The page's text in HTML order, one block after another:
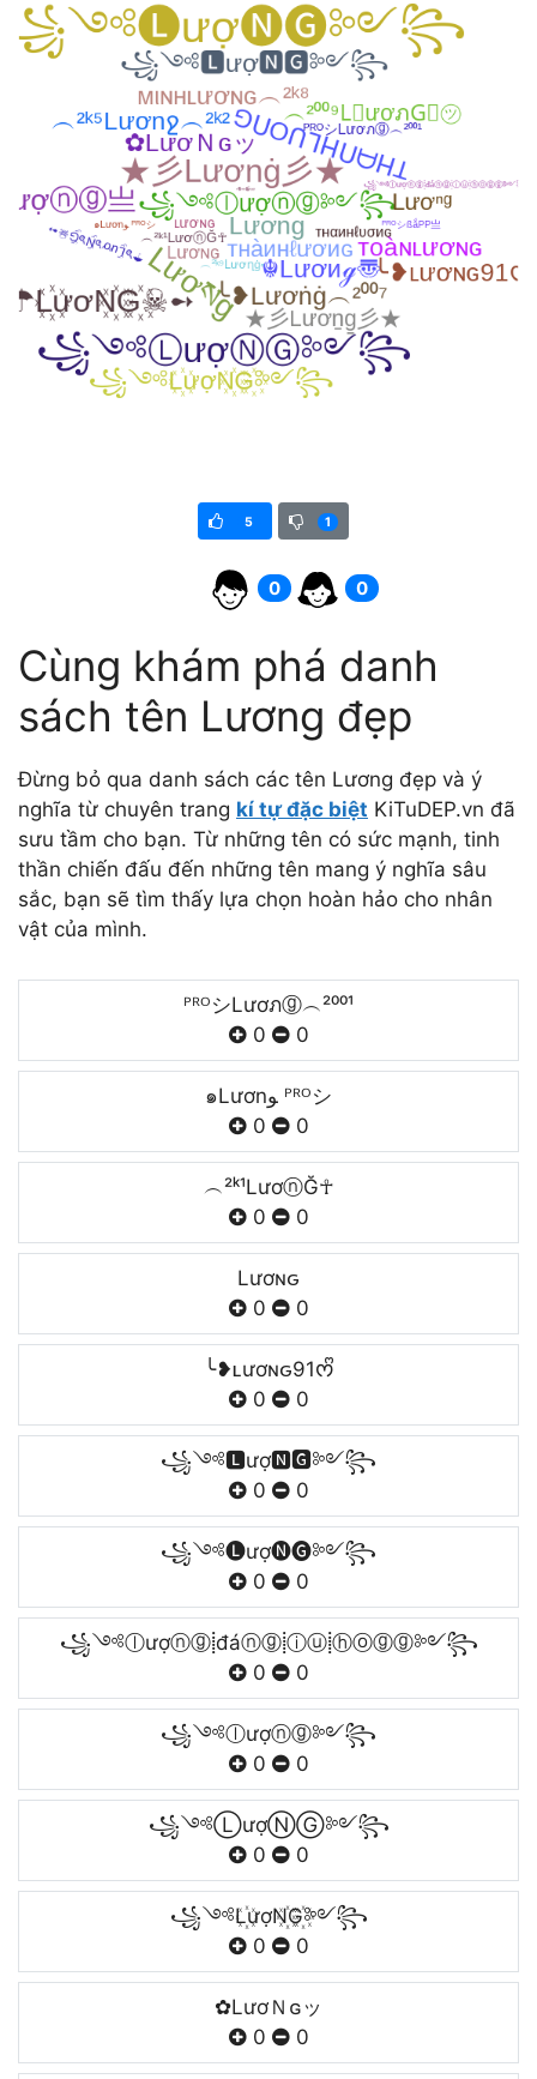
5 1
0 0
Cùng khám phá danh
sách tên Lương đẹp
Đừng bỏ qua danh sách các tên Lương đẹp và ý
nghĩa từ chuyên trang kí tự đặc biệt KiTuDEP.vn đã
sưu tầm cho bạn. Từ những tên có sức mạnh, tinh
thần chiến đấu đến những tên mang ý nghĩa sâu
sắc, bạn sẽ tìm thấy lựa chọn hoàn hảo cho nhân
vật của mình.
ᴾᴿᴼシLươภⓖ︵²⁰⁰¹
0
0
๑Lươnﻮ ᴾᴿᴼシ
0
0
︵²ᵏ¹LươⓝĞ☥
0
0
Lươɴԍ
0
0
╰❥ʟươɴԍ91ᰔᩚ
0
0
꧁༺🅻ượ🅽🅶༻꧂
0
0
꧁༺🅛ượ🅝🅖༻꧂
0
0
꧁༺ⓛượⓝⓖ⸽đáⓝⓖ⸽ⓘⓤ⸽ⓗⓞⓖⓖ༻꧂
0
0
꧁༺ⓛượⓝⓖ༻꧂
0
0
꧁༺ⓁượⓃⒼ༻꧂
0
0
꧁༺L꙰ượN꙰G꙰༻꧂
0
0
✿LươＮɢッ
0
0